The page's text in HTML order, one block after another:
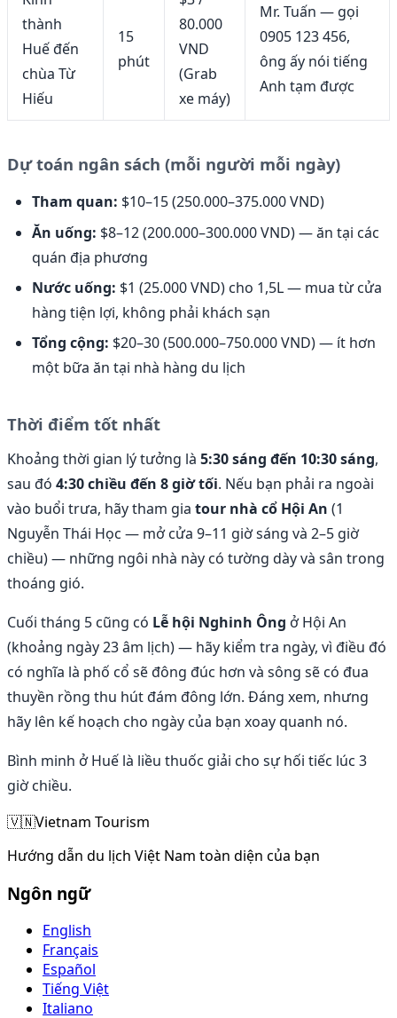
thành
Huế đến
chùa Từ
Hiếu
15
phút
80.000
VND
(Grab
xe máy)
Mr. Tuấn — gọi
0905 123 456,
ông ấy nói tiếng
Anh tạm được
Dự toán ngân sách (mỗi người mỗi ngày)
Tham quan: $10–15 (250.000–375.000 VND)
Ăn uống: $8–12 (200.000–300.000 VND) — ăn tại các
quán địa phương
Nước uống: $1 (25.000 VND) cho 1,5L — mua từ cửa
hàng tiện lợi, không phải khách sạn
Tổng cộng: $20–30 (500.000–750.000 VND) — ít hơn
một bữa ăn tại nhà hàng du lịch
Thời điểm tốt nhất
Khoảng thời gian lý tưởng là 5:30 sáng đến 10:30 sáng,
sau đó 4:30 chiều đến 8 giờ tối. Nếu bạn phải ra ngoài
vào buổi trưa, hãy tham gia tour nhà cổ Hội An (1
Nguyễn Thái Học — mở cửa 9–11 giờ sáng và 2–5 giờ
chiều) — những ngôi nhà này có tường dày và sân trong
thoáng gió.
Cuối tháng 5 cũng có Lễ hội Nghinh Ông ở Hội An
(khoảng ngày 23 âm lịch) — hãy kiểm tra ngày, vì điều đó
có nghĩa là phố cổ sẽ đông đúc hơn và sông sẽ có đua
thuyền rồng thu hút đám đông lớn. Đáng xem, nhưng
hãy lên kế hoạch cho ngày của bạn xoay quanh nó.
Bình minh ở Huế là liều thuốc giải cho sự hối tiếc lúc 3
giờ chiều.
🇻🇳Vietnam Tourism
Hướng dẫn du lịch Việt Nam toàn diện của bạn
Ngôn ngữ
English
Français
Español
Tiếng Việt
Italiano